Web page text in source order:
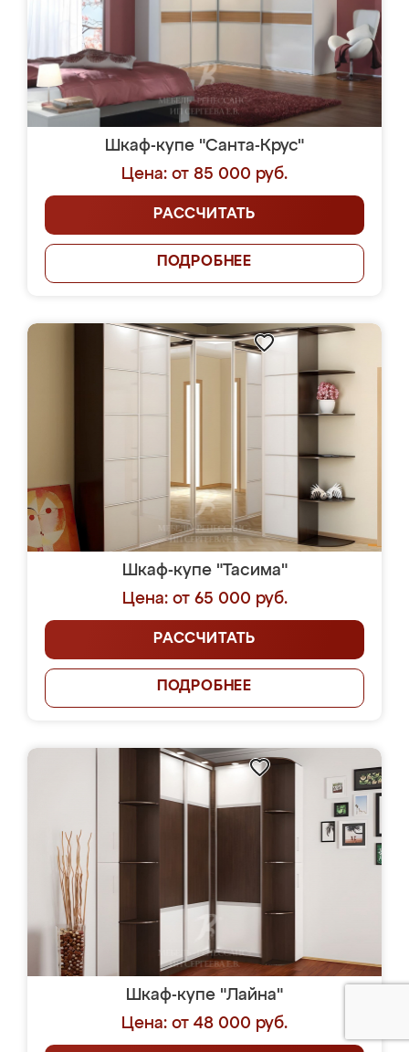
Шкаф-купе "Санта-Крус"
Цена: от 85 000 руб.
РАССЧИТАТЬ
ПОДРОБНЕЕ
Шкаф-купе "Тасима"
Цена: от 65 000 руб.
РАССЧИТАТЬ
ПОДРОБНЕЕ
Шкаф-купе "Лайна"
Цена: от 48 000 руб.